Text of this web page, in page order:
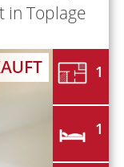
in Toplage
1
1